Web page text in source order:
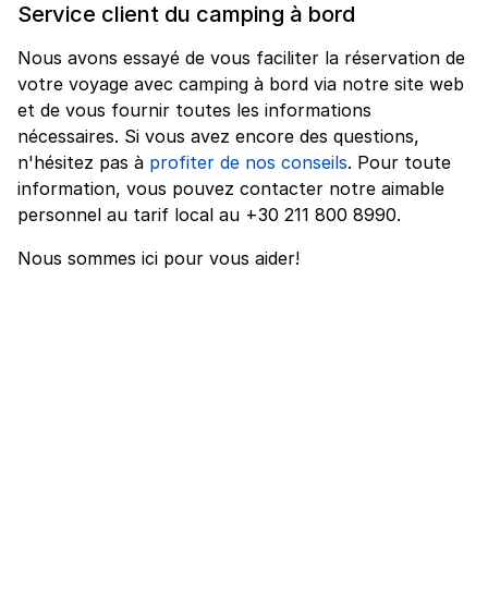
Service client du camping à bord
Nous avons essayé de vous faciliter la réservation de
votre voyage avec camping à bord via notre site web
et de vous fournir toutes les informations
nécessaires. Si vous avez encore des questions,
n'hésitez pas à profiter de nos conseils. Pour toute
information, vous pouvez contacter notre aimable
personnel au tarif local au +30 211 800 8990.
Nous sommes ici pour vous aider!